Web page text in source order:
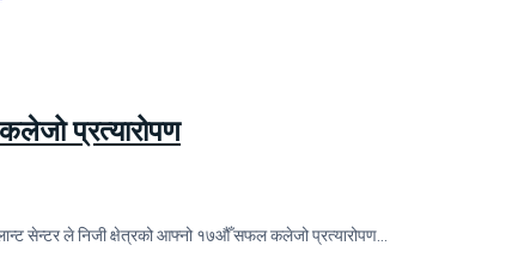
प्रत्यारोपण
सेन्टर ले निजी क्षेत्रको आफ्नो १७औँ सफल कलेजो प्रत्यारोपण…